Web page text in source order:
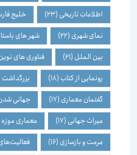
اطلاعات تاریخی(23) خلیج فارس(23)
نمای شهری(22) شهر های باستانی(21)
بین الملل(21) فناوری های نوین
رونمایی از کتاب(18) بزرگداشت(18)
گفتمان معماری(17) جهانی شدن(17)
میراث جهانی(17) معماری موزه(16)
مرمت و بازسازی(16) فعالیت‌های